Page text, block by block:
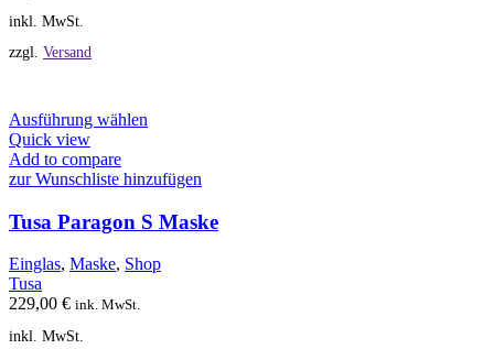
inkl. MwSt.
zzgl. Versand
Ausführung wählen
mehrere
auf.
Die
Optionen
können
Quick view
Add to compare
zur Wunschliste hinzufügen
Tusa Paragon S Maske
Einglas, Maske, Shop
Tusa
229,00 € ink. MwSt.
inkl. MwSt.